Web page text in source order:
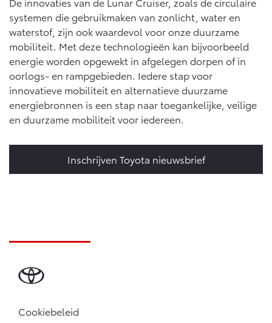
systemen die gebruikmaken van zonlicht, water en
waterstof, zijn ook waardevol voor onze duurzame
mobiliteit. Met deze technologieën kan bijvoorbeeld
energie worden opgewekt in afgelegen dorpen of in
oorlogs- en rampgebieden. Iedere stap voor
innovatieve mobiliteit en alternatieve duurzame
energiebronnen is een stap naar toegankelijke, veilige
en duurzame mobiliteit voor iedereen.
Inschrijven Toyota nieuwsbrief
Cookiebeleid